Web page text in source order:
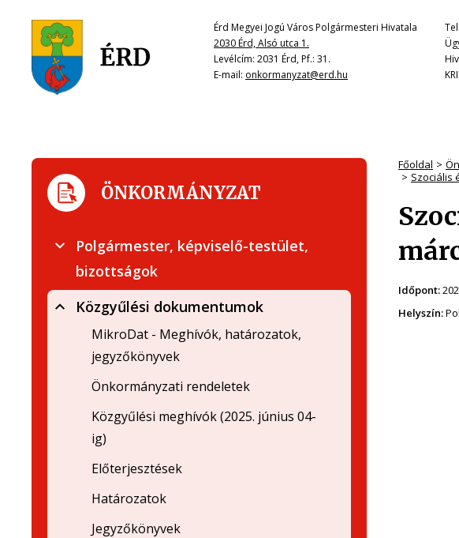
Érd Megyei Jogú Város Polgármesteri Hivatala
2030 Érd, Alsó utca 1.
Levélcím: 2031 Érd, Pf.: 31.
E-mail: onkormanyzat@erd.hu
Főoldal
Szociális
Időpont:
Helyszín:
ÖNKORMÁNYZAT
Polgármester, képviselő-testület,
bizottságok
Közgyűlési dokumentumok
MikroDat - Meghívók, határozatok,
jegyzőkönyvek
Önkormányzati rendeletek
Közgyűlési meghívók (2025. június 04-
ig)
Előterjesztések
Határozatok
Jegyzőkönyvek